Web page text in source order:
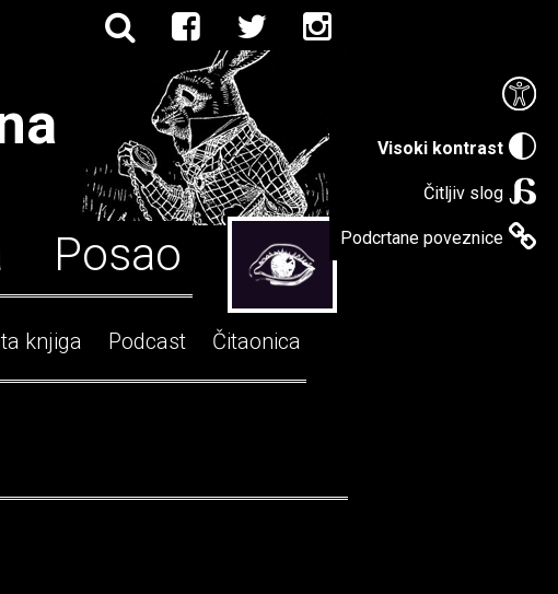
Visoki kontrast
Čitljiv slog
Podcrtane poveznice
Posao
knjiga Podcast Čitaonica